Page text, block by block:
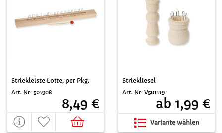
Strickleiste Lotte, per Pkg.
Art. Nr. 501908
8,49 €
Strickliesel
Art. Nr. V501119
ab 1,99 €
Variante wählen